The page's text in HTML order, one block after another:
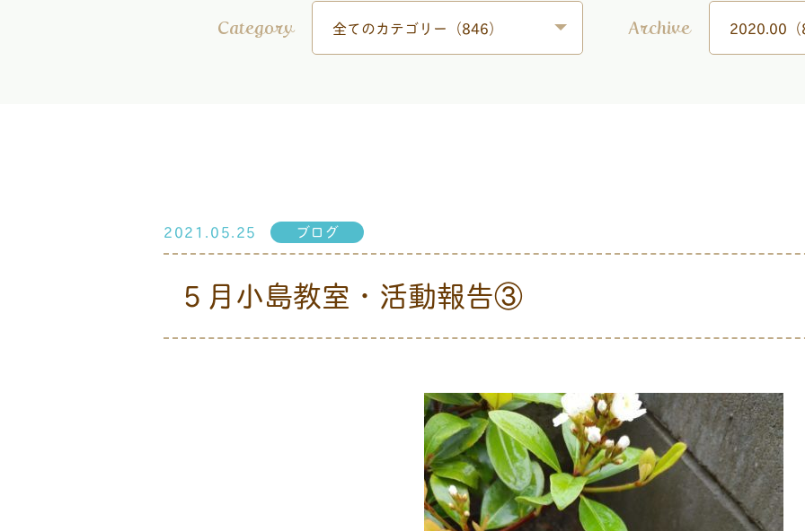
Category 全てのカテゴリー（846） Archive 2020.00
2021.05.25 ブログ
５月小島教室・活動報告③